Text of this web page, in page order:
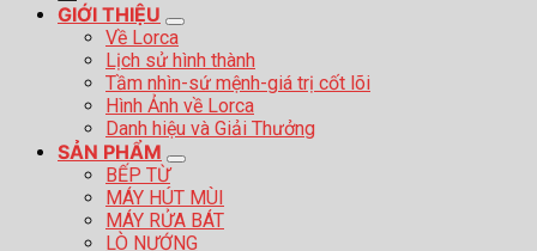
GIỚI THIỆU
Về Lorca
Lịch sử hình thành
Tầm nhìn-sứ mệnh-giá trị cốt lõi
Hình Ảnh về Lorca
Danh hiệu và Giải Thưởng
SẢN PHẨM
BẾP TỪ
MÁY HÚT MÙI
MÁY RỬA BÁT
LÒ NƯỚNG